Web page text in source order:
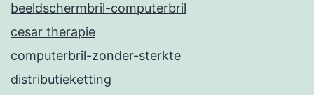
beeldschermbril-computerbril
cesar therapie
computerbril-zonder-sterkte
distributieketting